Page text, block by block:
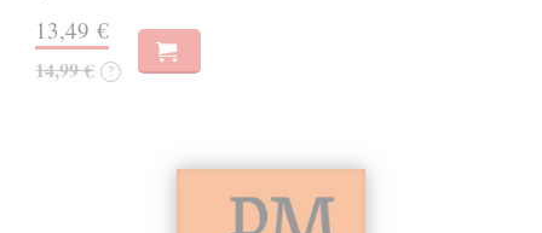
13,49 €
14,99 € ?